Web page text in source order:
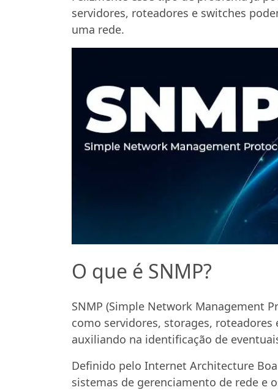
servidores, roteadores e switches
uma rede.
O que é SNMP?
SNMP (Simple Network Management
como servidores, storages, roteadores
auxiliando na identificação de
Definido pelo Internet Architecture
sistemas de gerenciamento de rede e